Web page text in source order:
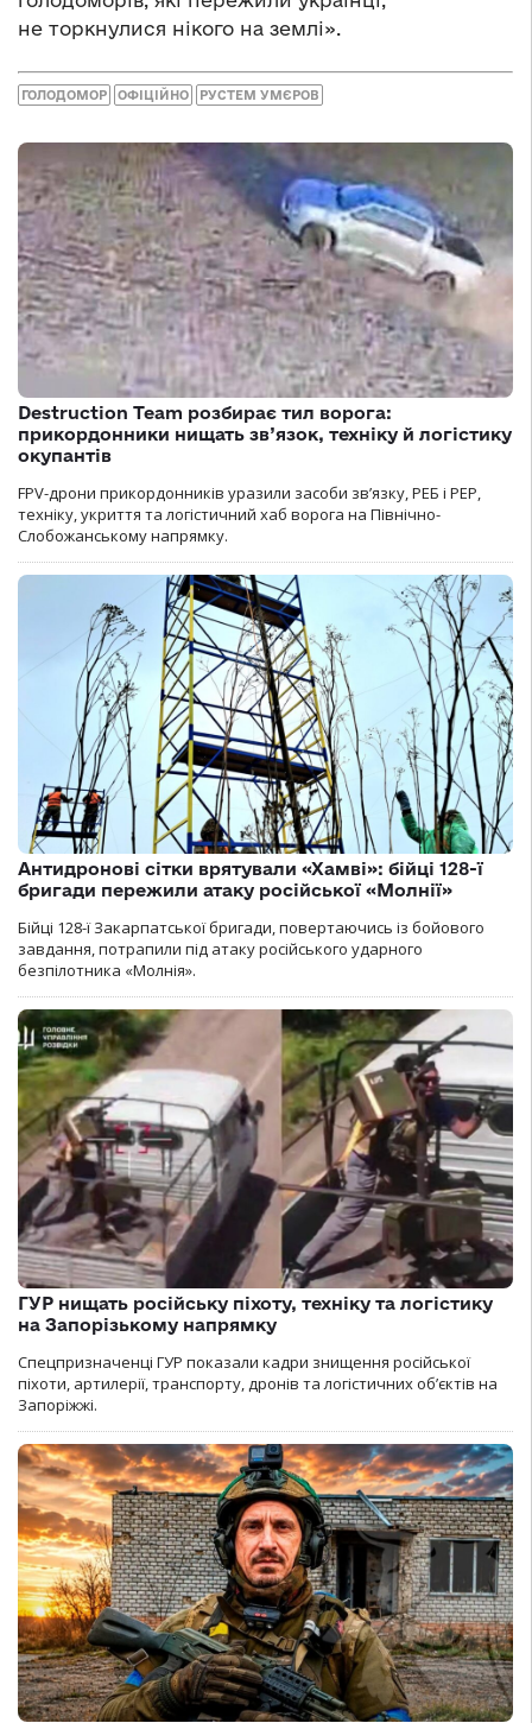
не торкнулися нікого на землі».
ГОЛОДОМОР ОФІЦІЙНО РУСТЕМ УМЄРОВ
Destruction Team розбирає тил ворога:
прикордонники нищать зв’язок, техніку й логістику
окупантів
FPV-дрони прикордонників уразили засоби зв’язку, РЕБ і РЕР,
техніку, укриття та логістичний хаб ворога на Північно-
Слобожанському напрямку.
Антидронові сітки врятували «Хамві»: бійці 128-ї
бригади пережили атаку російської «Молнії»
Бійці 128-ї Закарпатської бригади, повертаючись із бойового
завдання, потрапили під атаку російського ударного
безпілотника «Молнія».
ГУР нищать російську піхоту, техніку та логістику
на Запорізькому напрямку
Спецпризначенці ГУР показали кадри знищення російської
піхоти, артилерії, транспорту, дронів та логістичних об’єктів на
Запоріжжі.